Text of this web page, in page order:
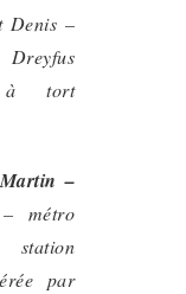
Denis –
à tort
–
métro
par